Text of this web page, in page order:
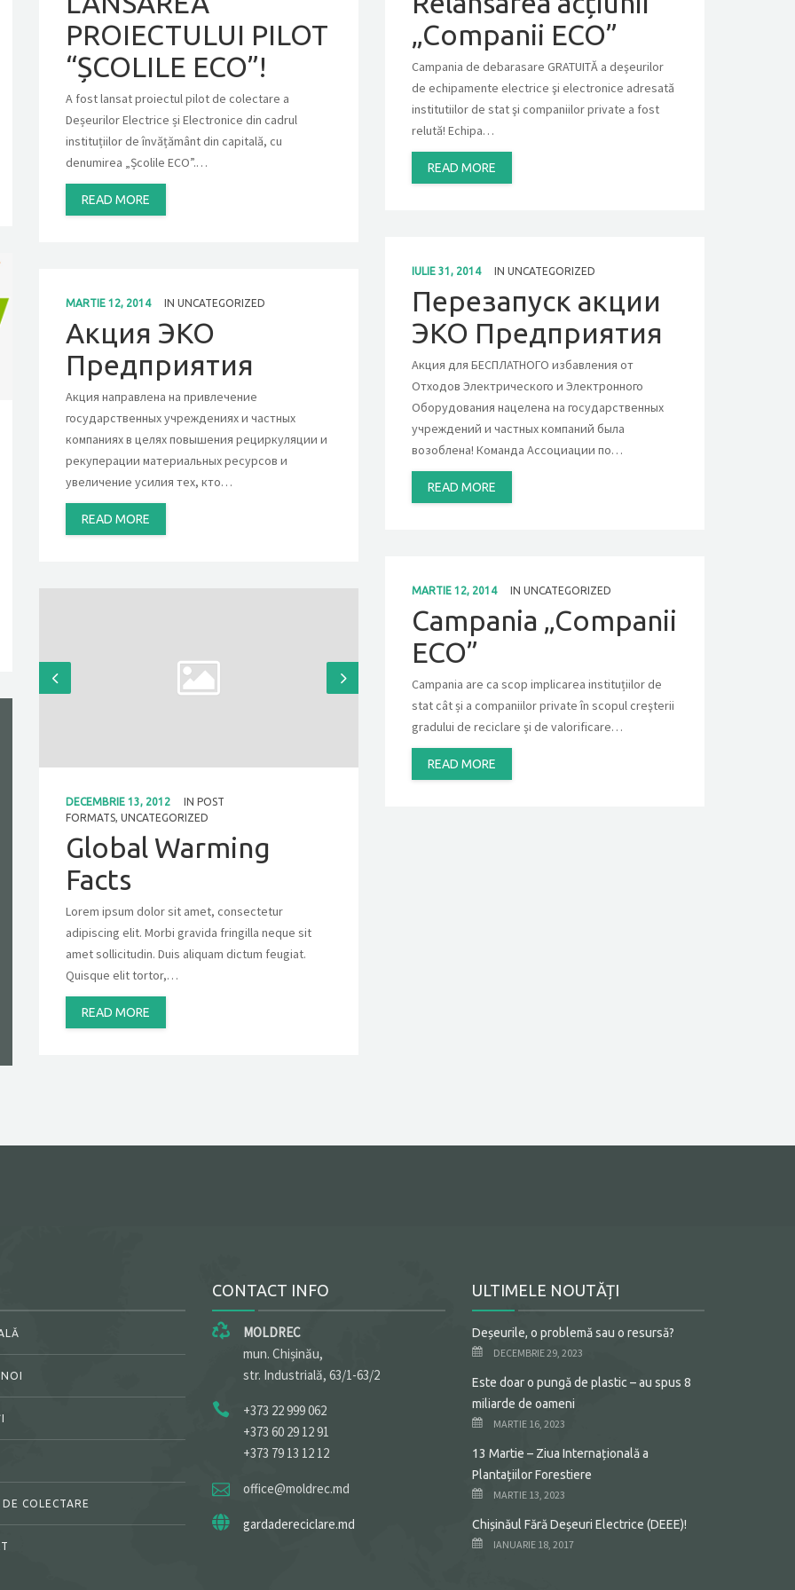
PROIECTULUI PILOT
“ȘCOLILE ECO”!
A fost lansat proiectul pilot de colectare a
Deșeurilor Electrice și Electronice din cadrul
instituțiilor de învățământ din capitală, cu
denumirea „Școlile ECO”.…
READ MORE
„Companii ECO”
Campania de debarasare GRATUITĂ a deşeurilor
de echipamente electrice şi electronice adresată
institutiilor de stat şi companiilor private a fost
relută! Echipa…
READ MORE
IULIE 31, 2014 IN UNCATEGORIZED
Перезапуск акции
ЭКО Предприятия
Акция для БЕСПЛАТНОГО избавления от
Отходов Электрического и Электронного
Оборудования нацелена на государственных
учреждений и частных компаний была
возоблена! Команда Ассоциации по…
READ MORE
MARTIE 12, 2014 IN UNCATEGORIZED
Акция ЭКО
Предприятия
Акция направлена ​​на привлечение
государственных учреждениях и частных
компаниях в целях повышения рециркуляции и
рекуперации материальных ресурсов и
увеличение усилия тех, кто…
READ MORE
MARTIE 12, 2014 IN UNCATEGORIZED
Campania „Companii
ECO”
Campania are ca scop implicarea instituțiilor de
stat cât și a companiilor private în scopul creşterii
gradului de reciclare şi de valorificare…
READ MORE
DECEMBRIE 13, 2012 IN POST
FORMATS, UNCATEGORIZED
Global Warming
Facts
Lorem ipsum dolor sit amet, consectetur
adipiscing elit. Morbi gravida fringilla neque sit
amet sollicitudin. Duis aliquam dictum feugiat.
Quisque elit tortor,…
READ MORE
COLECTARE
CONTACT INFO
MOLDREC
mun. Chișinău,
str. Industrială, 63/1-63/2
+373 22 999 062
+373 60 29 12 91
+373 79 13 12 12
office@moldrec.md
gardadereciclare.md
ULTIMELE NOUTĂȚI
Deșeurile, o problemă sau o resursă?
DECEMBRIE 29, 2023
Este doar o pungă de plastic – au spus 8
miliarde de oameni
MARTIE 16, 2023
13 Martie – Ziua Internațională a
Plantațiilor Forestiere
MARTIE 13, 2023
Chișinăul Fără Deșeuri Electrice (DEEE)!
IANUARIE 18, 2017